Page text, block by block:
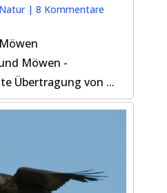
|8 Kommentare
Möwen -
Übertragung von ...